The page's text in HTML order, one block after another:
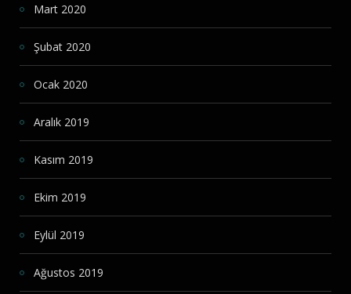
Mart 2020
Şubat 2020
Ocak 2020
Aralık 2019
Kasım 2019
Ekim 2019
Eylül 2019
Ağustos 2019